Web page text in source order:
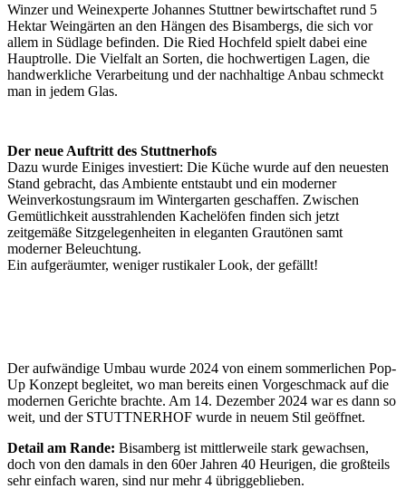
Winzer und Weinexperte Johannes Stuttner bewirtschaftet rund 5
Hektar Weingärten an den Hängen des Bisambergs, die sich vor
allem in Südlage befinden. Die Ried Hochfeld spielt dabei eine
Hauptrolle. Die Vielfalt an Sorten, die hochwertigen Lagen, die
handwerkliche Verarbeitung und der nachhaltige Anbau schmeckt
man in jedem Glas.
Der neue Auftritt des Stuttnerhofs
Dazu wurde Einiges investiert: Die Küche wurde auf den neuesten
Stand gebracht, das Ambiente entstaubt und ein moderner
Weinverkostungsraum im Wintergarten geschaffen. Zwischen
Gemütlichkeit ausstrahlenden Kachelöfen finden sich jetzt
zeitgemäße Sitzgelegenheiten in eleganten Grautönen samt
moderner Beleuchtung.
Ein aufgeräumter, weniger rustikaler Look, der gefällt!
Der aufwändige Umbau wurde 2024 von einem sommerlichen Pop-
Up Konzept begleitet, wo man bereits einen Vorgeschmack auf die
modernen Gerichte brachte. Am 14. Dezember 2024 war es dann so
weit, und der STUTTNERHOF wurde in neuem Stil geöffnet.
Detail am Rande: Bisamberg ist mittlerweile stark gewachsen,
doch von den damals in den 60er Jahren 40 Heurigen, die großteils
sehr einfach waren, sind nur mehr 4 übriggeblieben.